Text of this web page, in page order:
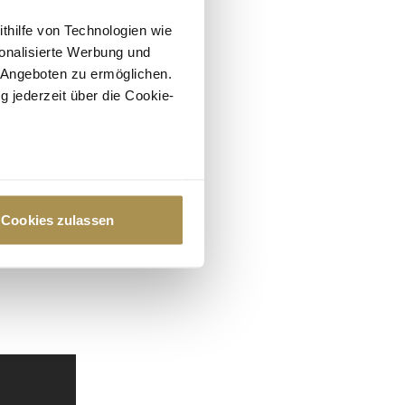
von Technologien wie
Werbung und
zu ermöglichen.
jederzeit über die Cookie-
Präferenzen im
Cookies zulassen